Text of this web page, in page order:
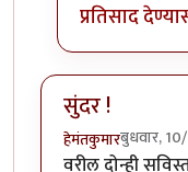
प्रतिसाद
सुंदर !
हेमंतकुमारबुधवार,
वरील दोन्ही